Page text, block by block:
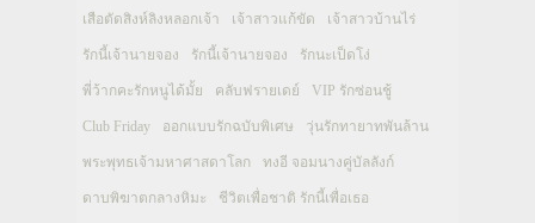
เสือตัดสิงห์ลิงหลอกเจ้า เจ้าสาวแก้ขัด เจ้าสาวบ้านไร่
รักนี้เจ้านายจอง รักนี้เจ้านายจอง รักนะเป็ดโง่
พี่ว้ากคะรักหนูได้มั้ย คลับฟรายเดย์ VIP รักซ่อนชู้
Club Friday ออกแบบรักฉบับพิเศษ วุ่นรักทายาทพันล้าน
พระพุทธเจ้ามหาศาสดาโลก ทงอี จอมนางคู่บัลลังก์
ดาบพิฆาตกลางหิมะ ชีวิตเพื่อชาติ รักนี้เพื่อเธอ